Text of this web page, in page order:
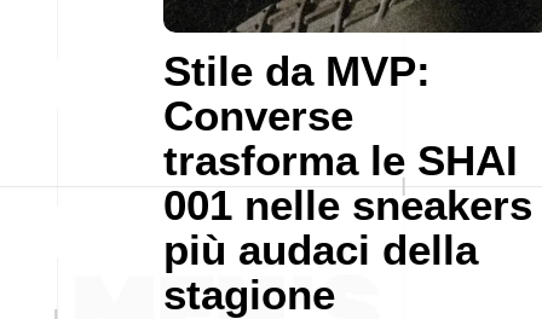
Stile da MVP:
Converse
trasforma le SHAI
001 nelle sneakers
più audaci della
stagione